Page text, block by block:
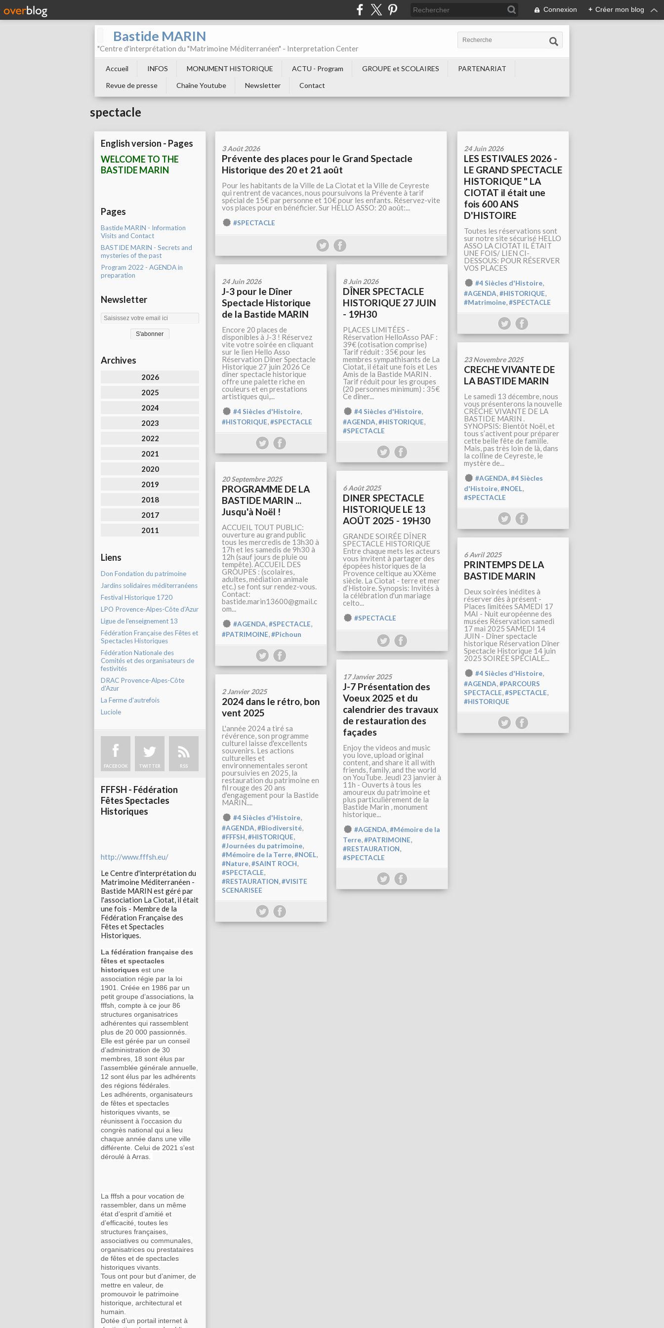
Connexion + Créer mon blog
Bastide MARIN
"Centre d'interprétation du "Matrimoine Méditerranéen" - Interpretation Center
Accueil INFOS MONUMENT HISTORIQUE ACTU - Program GROUPE et SCOLAIRES
PARTENARIAT
Revue de presse
Chaîne Youtube Newsletter Contact
spectacle
English version - Pages
WELCOME TO THE
BASTIDE MARIN
Pages
Bastide MARIN - Information
Visits and Contact
BASTIDE MARIN - Secrets and
mysteries of the past
Program 2022 - AGENDA in
preparation
Newsletter
Archives
2026
2025
2024
2023
2022
2021
2020
2019
2018
2017
2011
Liens
Don Fondation du patrimoine
Jardins solidaires méditerranéens
Festival Historique 1720
LPO Provence-Alpes-Côte d'Azur
Ligue de l'enseignement 13
Fédération Française des Fêtes et
Spectacles Historiques
Fédération Nationale des
Comités et des organisateurs de
festivités
DRAC Provence-Alpes-Côte
d'Azur
La Ferme d'autrefois
Luciole
FACEBOOK TWITTER RSS
FFFSH - Fédération
Fêtes Spectacles
Historiques
http://www.fffsh.eu/
Le Centre d'interprétation du
Matrimoine Méditerranéen -
Bastide MARIN est géré par
l'association La Ciotat, il était
une fois - Membre de la
Fédération Française des
Fêtes et Spectacles
Historiques.
La fédération française des
fêtes et spectacles
historiques est une
association régie par la loi
1901. Créée en 1986 par un
petit groupe d’associations, la
fffsh, compte à ce jour 86
structures organisatrices
adhérentes qui rassemblent
plus de 20 000 passionnés.
Elle est gérée par un conseil
d’administration de 30
membres, 18 sont élus par
l’assemblée générale annuelle,
12 sont élus par les adhérents
des régions fédérales.
Les adhérents, organisateurs
de fêtes et spectacles
historiques vivants, se
réunissent à l’occasion du
congrès national qui a lieu
chaque année dans une ville
différente. Celui de 2021 s'est
déroulé à Arras.
La fffsh a pour vocation de
rassembler, dans un même
état d’esprit d’amitié et
d’efficacité, toutes les
structures françaises,
associatives ou communales,
organisatrices ou prestataires
de fêtes et de spectacles
historiques vivants.
Tous ont pour but d’animer, de
mettre en valeur, de
promouvoir le patrimoine
historique, architectural et
humain.
Dotée d’un portail internet à
3 Août 2026
Prévente des places pour le Grand Spectacle
Historique des 20 et 21 août
Pour les habitants de la Ville de La Ciotat et la Ville de Ceyreste
qui rentrent de vacances, nous poursuivons la Prévente à tarif
spécial de 15€ par personne et 10€ pour les enfants. Réservez-vite
vos places pour en bénéficier. Sur HELLO ASSO: 20 août:...
#SPECTACLE
24 Juin 2026
LES ESTIVALES 2026 -
LE GRAND SPECTACLE
HISTORIQUE " LA
CIOTAT il était une
fois 600 ANS
D'HISTOIRE
Toutes les réservations sont
sur notre site sécurisé HELLO
ASSO LA CIOTAT IL ÉTAIT
UNE FOIS/ LIEN CI-
DESSOUS: POUR RÉSERVER
VOS PLACES
#4 Siècles d'Histoire,
#AGENDA,#HISTORIQUE,
#Matrimoine,#SPECTACLE
24 Juin 2026
J-3 pour le Dîner
Spectacle Historique
de la Bastide MARIN
Encore 20 places de
disponibles à J-3 ! Réservez
vite votre soirée en cliquant
sur le lien Hello Asso
Réservation Dîner Spectacle
Historique 27 juin 2026 Ce
dîner spectacle historique
offre une palette riche en
couleurs et en prestations
artistiques qui,...
#4 Siècles d'Histoire,
#HISTORIQUE,#SPECTACLE
8 Juin 2026
DÎNER SPECTACLE
HISTORIQUE 27 JUIN
- 19H30
PLACES LIMITÉES -
Réservation HelloAsso PAF :
39€ (cotisation comprise)
Tarif réduit : 35€ pour les
membres sympathisants de La
Ciotat, il était une fois et Les
Amis de la Bastide MARIN .
Tarif réduit pour les groupes
(20 personnes minimum) : 35€
Ce dîner...
#4 Siècles d'Histoire,
#AGENDA,#HISTORIQUE,
#SPECTACLE
23 Novembre 2025
CRECHE VIVANTE DE
LA BASTIDE MARIN
Le samedi 13 décembre, nous
vous présenterons la nouvelle
CRÈCHE VIVANTE DE LA
BASTIDE MARIN .
SYNOPSIS: Bientôt Noël, et
tous s’activent pour préparer
cette belle fête de famille.
Mais, pas très loin de là, dans
la colline de Ceyreste, le
mystère de...
#AGENDA,#4 Siècles
d'Histoire,#NOEL,
#SPECTACLE
20 Septembre 2025
PROGRAMME DE LA
BASTIDE MARIN ...
Jusqu'à Noël !
ACCUEIL TOUT PUBLIC:
ouverture au grand public
tous les mercredis de 13h30 à
17h et les samedis de 9h30 à
12h (sauf jours de pluie ou
tempête). ACCUEIL DES
GROUPES : (scolaires,
adultes, médiation animale
etc.) se font sur rendez-vous.
Contact:
bastide.marin13600@gmail.c
om...
#AGENDA,#SPECTACLE,
#PATRIMOINE,#Pichoun
6 Août 2025
DINER SPECTACLE
HISTORIQUE LE 13
AOÛT 2025 - 19H30
GRANDE SOIRÉE DÎNER
SPECTACLE HISTORIQUE
Entre chaque mets les acteurs
vous invitent à partager des
épopées historiques de la
Provence celtique au XXème
siècle. La Ciotat - terre et mer
d’Histoire. Synopsis: Invités à
la célébration d'un mariage
celto...
#SPECTACLE
6 Avril 2025
PRINTEMPS DE LA
BASTIDE MARIN
Deux soirées inédites à
réserver dès à présent -
Places limitées SAMEDI 17
MAI - Nuit européenne des
musées Réservation samedi
17 mai 2025 SAMEDI 14
JUIN - Dîner spectacle
historique Réservation Dîner
Spectacle Historique 14 juin
2025 SOIRÉE SPÉCIALE...
#4 Siècles d'Histoire,
#AGENDA,#PARCOURS
SPECTACLE,#SPECTACLE,
#HISTORIQUE
17 Janvier 2025
J-7 Présentation des
Voeux 2025 et du
calendrier des travaux
de restauration des
façades
Enjoy the videos and music
you love, upload original
content, and share it all with
friends, family, and the world
on YouTube. Jeudi 23 janvier à
11h - Ouverts à tous les
amoureux du patrimoine et
plus particulièrement de la
Bastide Marin , monument
historique...
#AGENDA,#Mémoire de la
Terre,#PATRIMOINE,
#RESTAURATION,
#SPECTACLE
2 Janvier 2025
2024 dans le rétro, bon
vent 2025
L'année 2024 a tiré sa
révérence, son programme
culturel laisse d'excellents
souvenirs. Les actions
culturelles et
environnementales seront
poursuivies en 2025, la
restauration du patrimoine en
fil rouge des 20 ans
d'engagement pour la Bastide
MARIN....
#4 Siècles d'Histoire,
#AGENDA,#Biodiversité,
#FFFSH,#HISTORIQUE,
#Journées du patrimoine,
#Mémoire de la Terre,#NOEL,
#Nature,#SAINT ROCH,
#SPECTACLE,
#RESTAURATION,#VISITE
SCENARISEE